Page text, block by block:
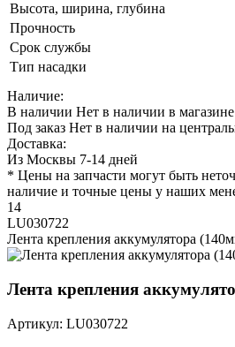
Высота, ширина, глубина
Прочность
Срок службы
Тип насадки
Наличие:
В наличии Нет в наличии в магазине
Под заказ Нет в наличии на
Доставка:
Из Москвы 7-14 дней
* Цены на запчасти могут быть
наличие и точные цены у наших
14
LU030722
Лента крепления аккумулятора
Лента крепления
Артикул: LU030722